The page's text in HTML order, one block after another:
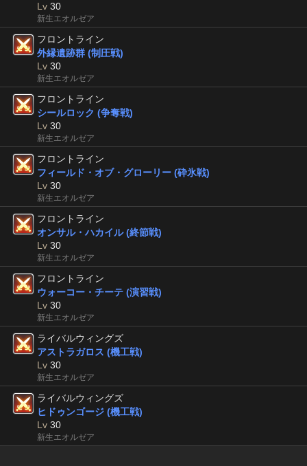
Lv 30
新生エオルゼア
フロントライン
外縁遺跡群 (制圧戦)
Lv 30
新生エオルゼア
フロントライン
シールロック (争奪戦)
Lv 30
新生エオルゼア
フロントライン
フィールド・オブ・グローリー (砕氷戦)
Lv 30
新生エオルゼア
フロントライン
オンサル・ハカイル (終節戦)
Lv 30
新生エオルゼア
フロントライン
ウォーコー・チーテ (演習戦)
Lv 30
新生エオルゼア
ライバルウィングズ
アストラガロス (機工戦)
Lv 30
新生エオルゼア
ライバルウィングズ
ヒドゥンゴージ (機工戦)
Lv 30
新生エオルゼア